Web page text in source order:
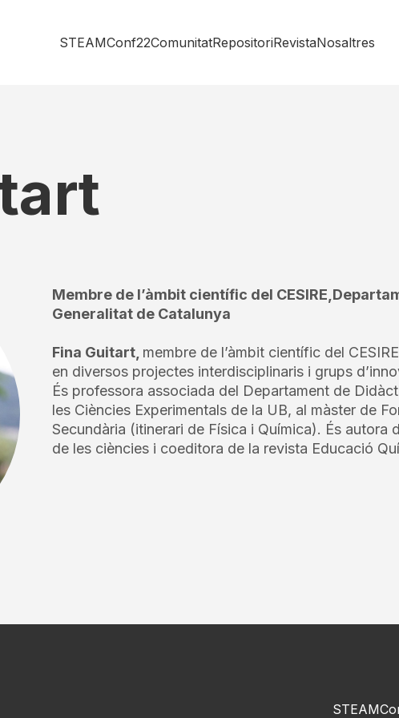
STEAMConf22ComunitatRepositoriRevistaNosaltres
Membre de l’àmbit científic del
Generalitat de Catalunya
Fina Guitart, membre de l’àmbit científic del
en diversos projectes interdisciplinaris i grups
És professora associada del Departament de
les Ciències Experimentals de la UB, al màster de
Secundària (itinerari de Física i Química). És autora
de les ciències i coeditora de la revista Educació